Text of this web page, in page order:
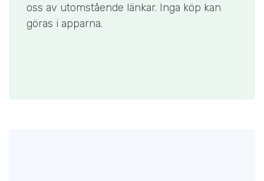
oss av utomstående länkar. Inga köp kan
göras i apparna.